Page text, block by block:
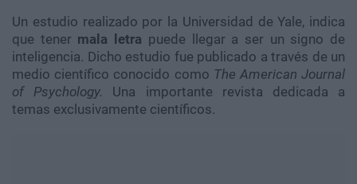
Un estudio realizado por la Universidad de Yale, indica
que tener mala letra puede llegar a ser un signo de
inteligencia. Dicho estudio fue publicado a través de un
medio científico conocido como The American Journal
of Psychology.
Una importante revista dedicada a
temas exclusivamente científicos.